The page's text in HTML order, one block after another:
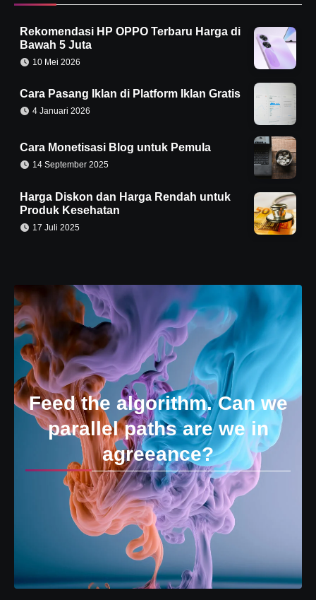
Rekomendasi HP OPPO Terbaru Harga di
Bawah 5 Juta
10 Mei 2026
Cara Pasang Iklan di Platform Iklan Gratis
4 Januari 2026
Cara Monetisasi Blog untuk Pemula
14 September 2025
Harga Diskon dan Harga Rendah untuk
Produk Kesehatan
17 Juli 2025
Feed the algorithm. Can we
parallel paths are we in
agreeance?